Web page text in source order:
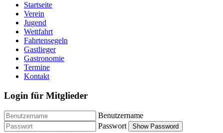
Startseite
Verein
Jugend
Wettfahrt
Fahrtensegeln
Gastlieger
Gastronomie
Termine
Kontakt
Login für Mitglieder
Benutzername
Passwort
Show Password